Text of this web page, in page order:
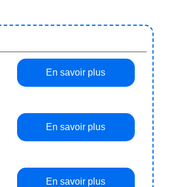
En savoir plus
En savoir plus
En savoir plus